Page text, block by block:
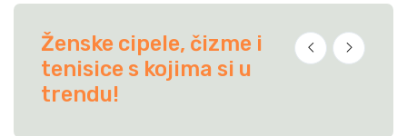
Ženske cipele, čizme i
tenisice s kojima si u
trendu!